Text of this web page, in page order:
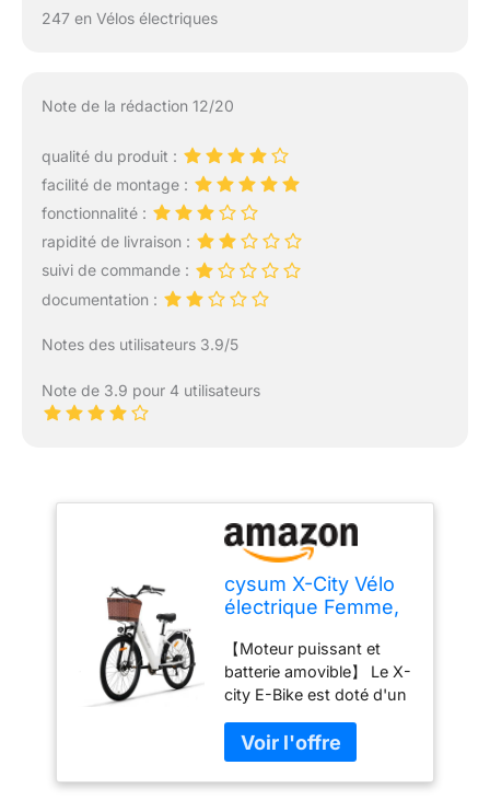
247 en Vélos électriques
Note de la rédaction 12/20
qualité du produit :
facilité de montage :
fonctionnalité :
rapidité de livraison :
suivi de commande :
documentation :
Notes des utilisateurs 3.9/5
Note de 3.9 pour 4 utilisateurs
cysum X-City Vélo
électrique Femme,
Thru vélo
électrique, Batterie
Amovible 48v
10.4AH, Urbain E-
Bike pour Adultes,
Assistance au
pédalage, 7
【Moteur puissant et
batterie amovible】 Le X-
city E-Bike est doté d'un
balai de 250 W avec un
couple de 45 Nm qui
vous fournit une